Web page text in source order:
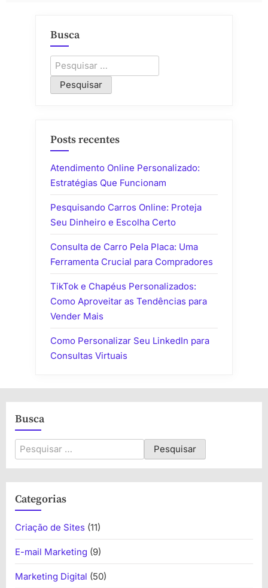
de
marketing
em
Busca
Pesquisar
por:
Posts recentes
Atendimento Online Personalizado:
Estratégias Que Funcionam
Pesquisando Carros Online: Proteja
Seu Dinheiro e Escolha Certo
Consulta de Carro Pela Placa: Uma
Ferramenta Crucial para Compradores
TikTok e Chapéus Personalizados:
Como Aproveitar as Tendências para
Vender Mais
Como Personalizar Seu LinkedIn para
Consultas Virtuais
Busca
Pesquisar
por:
Categorias
Criação de Sites (11)
E-mail Marketing (9)
Marketing Digital (50)